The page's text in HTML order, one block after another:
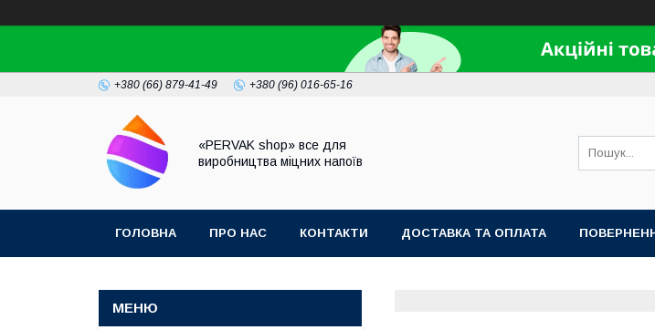
+380 (66) 879-41-49 +380 (96) 016-65-16
«PERVAK shop» все для
виробництва міцних напоїв
ГОЛОВНА ПРО НАС КОНТАКТИ ДОСТАВКА ТА ОПЛАТА